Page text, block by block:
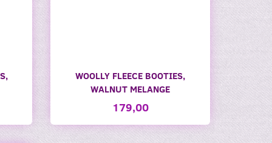
WOOLLY FLEECE BOOTIES,
WALNUT MELANGE
179,00